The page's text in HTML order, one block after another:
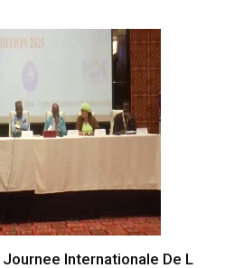
Internationale De L